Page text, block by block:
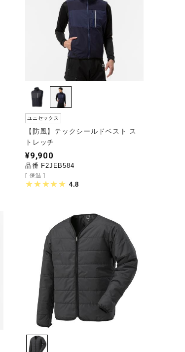
ユニセックス
【防風】テックシールドベスト ス
トレッチ
¥9,900
品番 F2JEB584
保温
4.8